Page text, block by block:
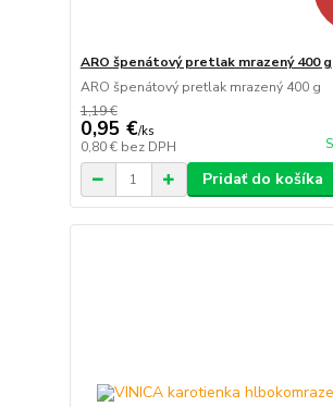
ARO špenátový pretlak mrazený 400 g
ARO špenátový pretlak mrazený 400 g
1,19 €
0,95 €/ks
0,80 € bez DPH
Pridať do košíka